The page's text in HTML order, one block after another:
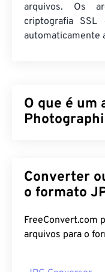
arquivos. Os
criptografia
automaticamente
O que é um
algoritmo para
considerável
relativamente
excelentes para
Converter
o
FreeConvert.com